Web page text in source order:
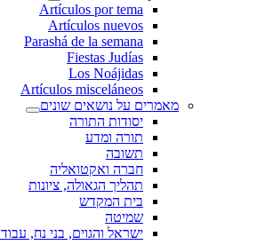
Artículos por tema
Artículos nuevos
Parashá de la semana
Fiestas Judías
Los Noájidas
Artículos misceláneos
מאמרים על נושאים שונים
יסודות התורה
תורה ומדע
תשובה
חברה ואקטואליה
תהליך הגאולה, ציונות
בית המקדש
שמיטה
ישראל והגוים, בני נח,